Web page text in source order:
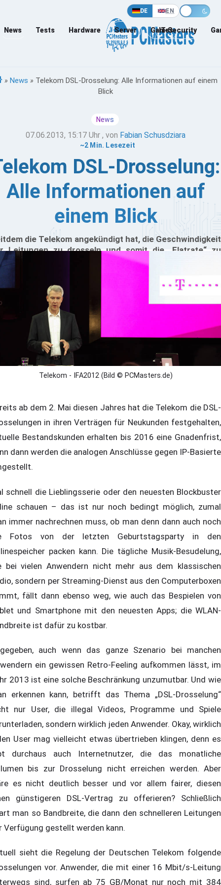
DE EN
News Tests Hardware Server Games
IT-Security
» News » Telekom DSL-Drosselung: Alle Informationen auf einem
Blick
News
07.06.2013, 15:17 Uhr , von Fabian Schusdziara
~2 Min. Lesezeit
DSL-Drosselung:
Alle Informationen auf
einem Blick
die Telekom angekündigt hat, die Geschwindigkeit
Leitungen zu drosseln und somit die „Flatrate“ zu
machen sich immer mehr Anwender Sorgen.
viele Annehmlichkeiten, die für uns heute
sind, einfach weg.
Telekom - IFA2012 (Bild © PCMasters.de)
ab dem 2. Mai diesen Jahres hat die Telekom die DSL-
in ihren Verträgen für Neukunden festgehalten,
Bestandskunden erhalten bis 2016 eine Gnadenfrist,
dann werden die analogen Anschlüsse gegen IP-Basierte
schnell die Lieblingsserie oder den neuesten Blockbuster
schauen – das ist nur noch bedingt möglich, zumal
immer nachrechnen muss, ob man denn dann auch noch
Fotos von der letzten Geburtstagsparty in den
packen kann. Die tägliche Musik-Besudelung,
bei vielen Anwendern nicht mehr aus dem klassischen
sondern per Streaming-Dienst aus den Computerboxen
fällt dann ebenso weg, wie auch das Bespielen von
und Smartphone mit den neuesten Apps; die WLAN-
ist dafür zu kostbar.
auch wenn das ganze Szenario bei manchen
ein gewissen Retro-Feeling aufkommen lässt, im
2013 ist eine solche Beschränkung unzumutbar. Und wie
erkennen kann, betrifft das Thema „DSL-Drosselung“
nur User, die illegal Videos, Programme und Spiele
sondern wirklich jeden Anwender. Okay, wirklich
User mag vielleicht etwas übertrieben klingen, denn es
durchaus auch Internetnutzer, die das monatliche
bis zur Drosselung nicht erreichen werden. Aber
es nicht deutlich besser und vor allem fairer, diesen
günstigeren DSL-Vertrag zu offerieren? Schließlich
man so Bandbreite, die dann den schnelleren Leitungen
Verfügung gestellt werden kann.
sieht die Regelung der Deutschen Telekom folgende
vor. Anwender, die mit einer 16 Mbit/s-Leitung
sind, surfen ab 75 GB/Monat nur noch mit 384